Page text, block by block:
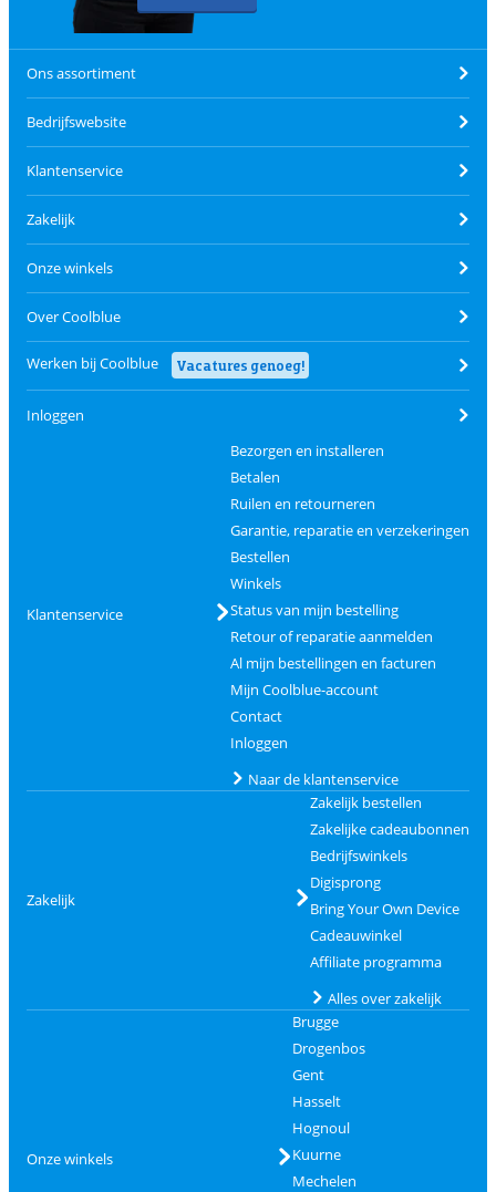
Ons assortiment
Bedrijfswebsite
Klantenservice
Zakelijk
Onze winkels
Over Coolblue
Werken bij Coolblue Vacatures genoeg!
Inloggen
Klantenservice
Bezorgen en installeren
Betalen
Ruilen en retourneren
Garantie, reparatie en verzekeringen
Bestellen
Winkels
Status van mijn bestelling
Retour of reparatie aanmelden
Al mijn bestellingen en facturen
Mijn Coolblue-account
Contact
Inloggen
Naar de klantenservice
Zakelijk
Zakelijk bestellen
Zakelijke cadeaubonnen
Bedrijfswinkels
Digisprong
Bring Your Own Device
Cadeauwinkel
Affiliate programma
Alles over zakelijk
Onze winkels
Brugge
Drogenbos
Gent
Hasselt
Hognoul
Kuurne
Mechelen